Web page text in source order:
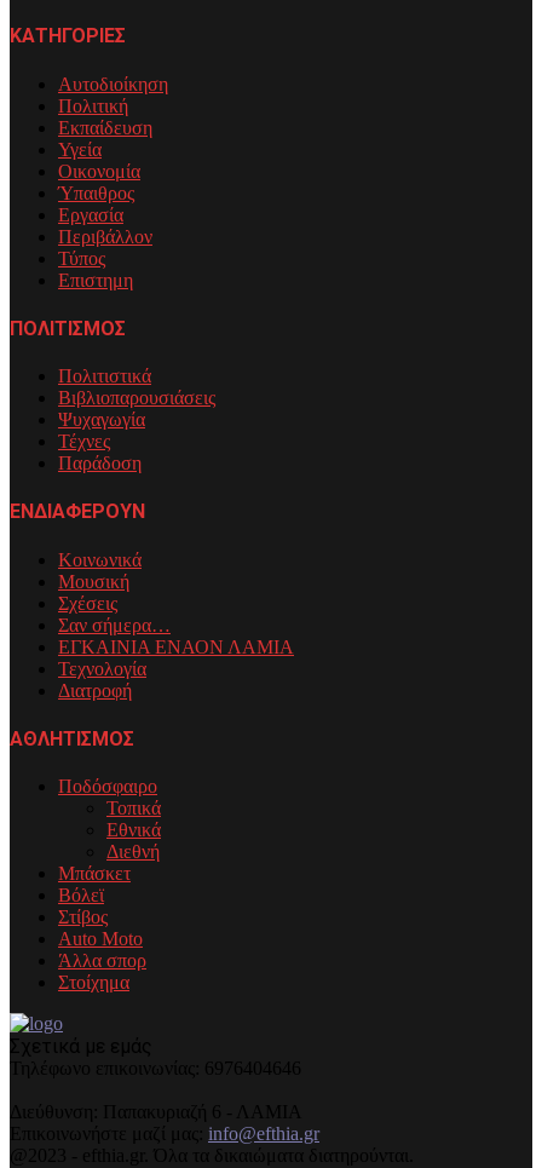
ΚΑΤΗΓΟΡΙΕΣ
Αυτοδιοίκηση
Πολιτική
Εκπαίδευση
Υγεία
Οικονομία
Ύπαιθρος
Εργασία
Περιβάλλον
Τύπος
Επιστημη
ΠΟΛΙΤΙΣΜΟΣ
Πολιτιστικά
Βιβλιοπαρουσιάσεις
Ψυχαγωγία
Τέχνες
Παράδοση
ΕΝΔΙΑΦΕΡΟΥΝ
Κοινωνικά
Μουσική
Σχέσεις
Σαν σήμερα…
ΕΓΚΑΙΝΙΑ ΕΝΑΟΝ ΛΑΜΙΑ
Τεχνολογία
Διατροφή
ΑΘΛΗΤΙΣΜΟΣ
Ποδόσφαιρο
Τοπικά
Εθνικά
Διεθνή
Μπάσκετ
Βόλεϊ
Στίβος
Auto Moto
Άλλα σπορ
Στοίχημα
Σχετικά με εμάς
Τηλέφωνo επικοινωνίας: 6976404646
Διεύθυνση: Παπακυριαζή 6 - ΛΑΜΙΑ
Επικοινωνήστε μαζί μας: info@efthia.gr
@2023 - efthia.gr. Όλα τα δικαιώματα διατηρούνται.